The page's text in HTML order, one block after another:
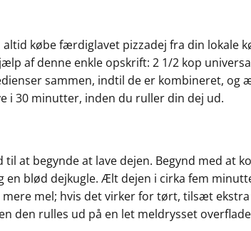
købe færdiglavet pizzadej fra din lokale
af denne enkle opskrift: 2 1/2 kop
sammen, indtil de er kombineret,
i 30 minutter, inden du ruller din dej ud.
at begynde at lave dejen. Begynd med at
blød dejkugle. Ælt dejen i cirka fem
mel; hvis det virker for tørt, tilsæt
den rulles ud på en let meldrysset